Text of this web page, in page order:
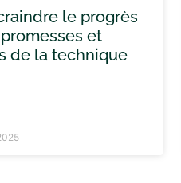
le progrès
et
de la technique